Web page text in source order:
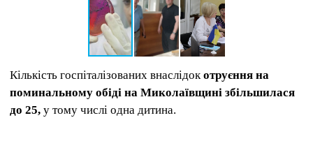
Кількість госпіталізованих внаслідокотруєння на
поминальному обіді на Миколаївщині збільшилася
до 25, у тому числі одна дитина.